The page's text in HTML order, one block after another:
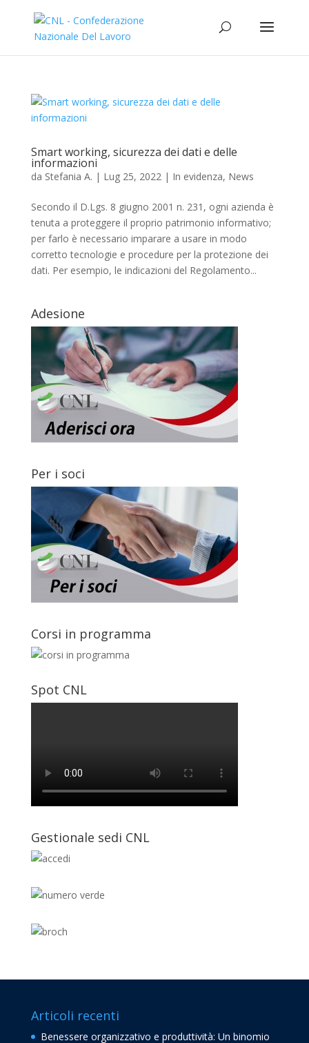
Smart working, sicurezza dei dati e delle
informazioni
da Stefania A. | Lug 25, 2022| In evidenza, News
Secondo il D.Lgs. 8 giugno 2001 n. 231, ogni azienda è
tenuta a proteggere il proprio patrimonio informativo;
per farlo è necessario imparare a usare in modo
corretto tecnologie e procedure per la protezione dei
dati. Per esempio, le indicazioni del Regolamento...
Adesione
Per i soci
Corsi in programma
Spot CNL
Gestionale sedi CNL
Articoli recenti
Benessere organizzativo e produttività: Un binomio